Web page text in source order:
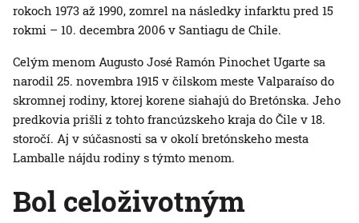
rokoch 1973 až 1990, zomrel na následky infarktu pred 15
rokmi – 10. decembra 2006 v Santiagu de Chile.
Celým menom Augusto José Ramón Pinochet Ugarte sa
narodil 25. novembra 1915 v čilskom meste Valparaíso do
skromnej rodiny, ktorej korene siahajú do Bretónska. Jeho
predkovia prišli z tohto francúzskeho kraja do Čile v 18.
storočí. Aj v súčasnosti sa v okolí bretónskeho mesta
Lamballe nájdu rodiny s týmto menom.
Bol celoživotným